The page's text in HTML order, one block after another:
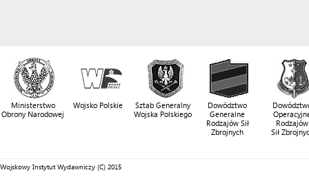
Ministerstwo
Obrony Narodowej
Wojsko Polskie
Sztab Generalny
Wojska Polskiego
Dowództwo
Generalne
Rodzajów Sił
Zbrojnych
Rodzajów
Sił
Wojskowy Instytut Wydawniczy (C) 2015